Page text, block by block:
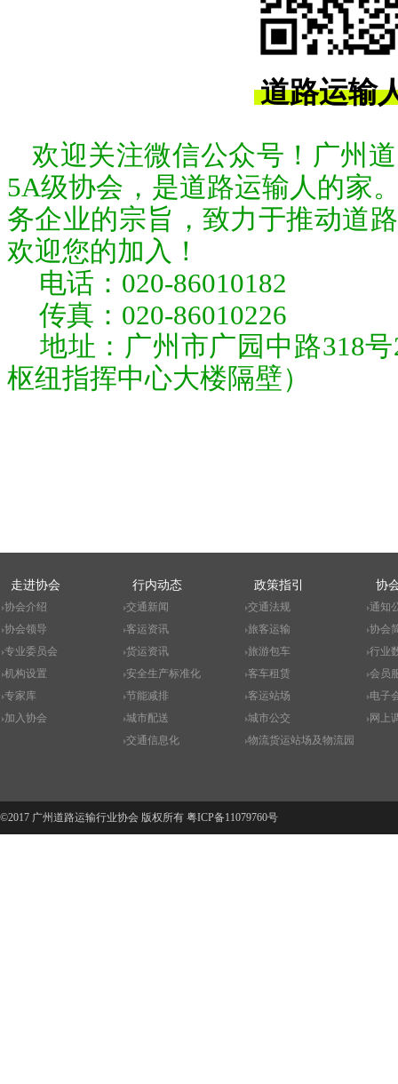
道路运输
欢迎关注微信公众号！广州
5A级协会，是道路运输人的家
务企业的宗旨，致力于推动道
欢迎您的加入！
电话： 020-86010182
传真：020-86010226
地址：广州市广园中路318
枢纽指挥中心大楼隔壁）
走进协会
协会介绍
协会领导
专业委员会
机构设置
专家库
加入协会
行内动态
交通新闻
客运资讯
货运资讯
安全生产标准化
节能减排
城市配送
交通信息化
政策指引
交通法规
旅客运输
旅游包车
客车租赁
客运站场
城市公交
物流货运站场及物流园
协
通知
协会
行业
会员
电子
网上
©2017 广州道路运输行业协会 版权所有 粤ICP备11079760号